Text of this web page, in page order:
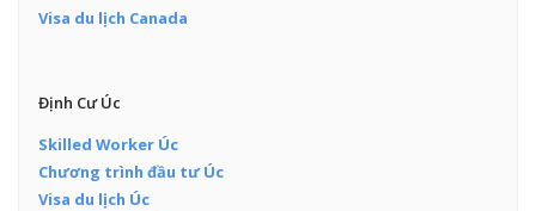
Visa du lịch Canada
Định Cư Úc
Skilled Worker Úc
Chương trình đầu tư Úc
Visa du lịch Úc